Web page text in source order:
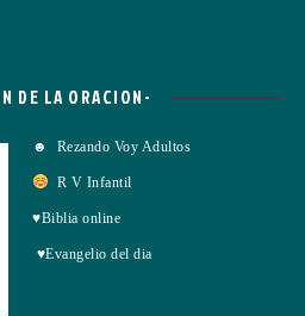
DE LA ORACION-
☻ Rezando Voy Adultos
R V Infantil
♥Biblia online
♥Evangelio del dia